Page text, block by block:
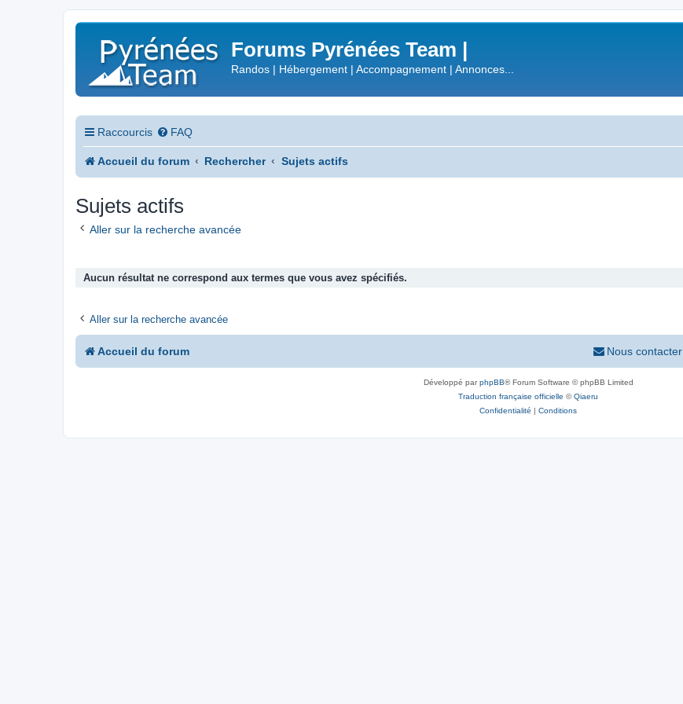
Forums Pyrénées Team |
Randos | Hébergement | Accompagnement | Annonces...
Raccourcis FAQ
Accueil du forum Rechercher Sujets actifs
Sujets actifs
Aller sur la recherche avancée
Aucun résultat ne correspond aux termes que vous avez spécifiés.
Aller sur la recherche avancée
Accueil du forum Nous contacter
Développé parphpBB® Forum Software © phpBB Limited
Traduction française officielle ©Qiaeru
Confidentialité | Conditions